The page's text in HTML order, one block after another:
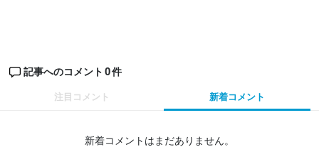
記事へのコメント 0件
注目コメント 新着コメント
新着コメントはまだありません。